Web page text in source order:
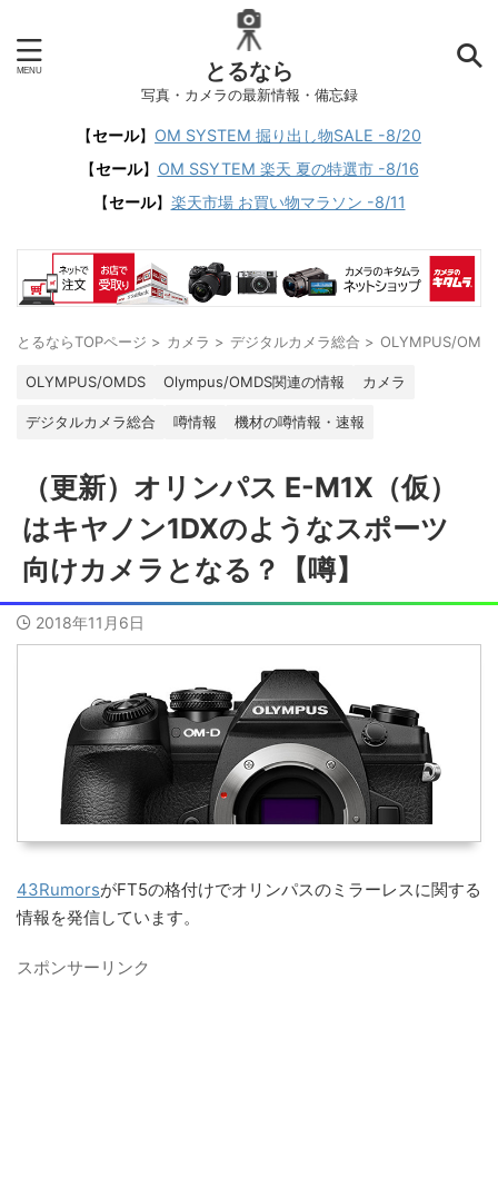
とるなら
写真・カメラの最新情報・備忘録
【セール】 OM SYSTEM 掘り出し物SALE -8/20
【セール】 OM SSYTEM 楽天 夏の特選市 -8/16
【セール】 楽天市場 お買い物マラソン -8/11
とるならTOPページ > カメラ > デジタルカメラ総合 > OLYMPUS/
OLYMPUS/OMDS Olympus/OMDS関連の情報 カメラ
デジタルカメラ総合 噂情報 機材の噂情報・速報
（更新）オリンパス E-M1X（仮）
はキヤノン1DXのようなスポーツ
向けカメラとなる？【噂】
2018年11月6日
43RumorsがFT5の格付けでオリンパスのミラーレスに関する
情報を発信しています。
スポンサーリンク